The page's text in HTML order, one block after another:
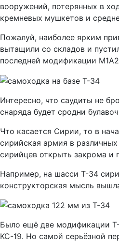
вооружений, потерянных в
кремневых мушкетов и
Пожалуй, наиболее ярким
вытащили со складов и
последней модификации
Интересно, что саудиты не
снаряда будет сродни
Что касается Сирии, то в
сирийская армия в
сирийцев открыть закрома и
Например, на шасси Т-34
конструкторская мысль
Было ещё две модификации Т-
КС-19. Но самой серьёзной